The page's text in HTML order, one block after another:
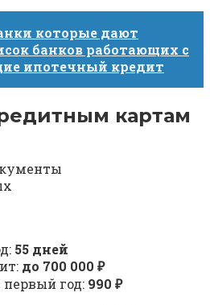
которые дают
банков работающих с
ипотечный кредит
картам
55 дней
до 700 000 ₽
год: 990 ₽